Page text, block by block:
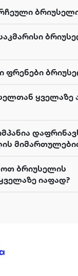
ფრენები
ყველაზე
ბრიუსელის
იაფად?